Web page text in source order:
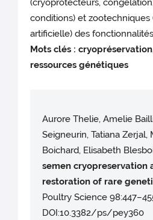
(cryoprotecteurs,
conditions) et zootechniques
artificielle) des
Mots clés :
ressources génétiques
Aurore Thelie, Amelie
Seigneurin, Tatiana Zerjal,
Boichard, Elisabeth
semen cryopreservation
restoration of rare
Poultry Science
DOI:10.3382/ps/pey360